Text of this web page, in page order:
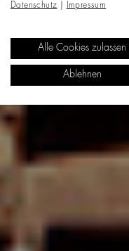
Datenschutz Impressum
Alle Cookies zulassen
Ablehnen